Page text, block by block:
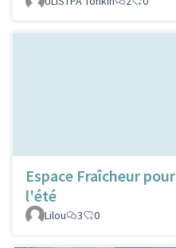
Espace Fraîcheur pour
l'été
Lilou
3 0